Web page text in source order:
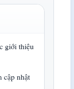
giới thiệu
cập nhật